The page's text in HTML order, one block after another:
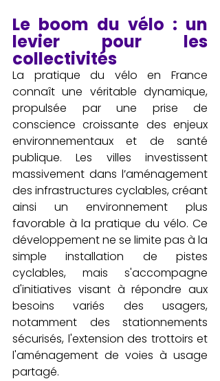
Le boom du vélo : un
levier pour les
collectivités
La pratique du vélo en France
connaît une véritable dynamique,
propulsée par une prise de
conscience croissante des enjeux
environnementaux et de santé
publique. Les villes investissent
massivement dans l’aménagement
des infrastructures cyclables, créant
ainsi un environnement plus
favorable à la pratique du vélo. Ce
développement ne se limite pas à la
simple installation de pistes
cyclables, mais s'accompagne
d'initiatives visant à répondre aux
besoins variés des usagers,
notamment des stationnements
sécurisés, l'extension des trottoirs et
l'aménagement de voies à usage
partagé.